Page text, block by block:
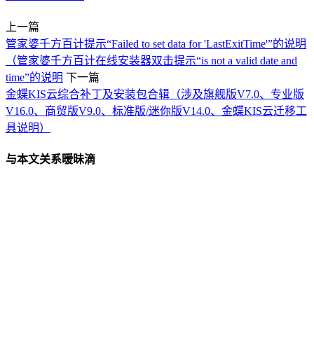
上一篇
管家婆千方百计提示“Failed to set data for 'LastExitTime'”的说明
（管家婆千方百计在线安装器双击提示“is not a valid date and
time”的说明 下一篇
金蝶KIS云综合补丁及安装包合辑（涉及旗舰版V7.0、专业版
V16.0、商贸版V9.0、标准版/迷你版V14.0、金蝶KIS云迁移工
具说明）
与本文关系暧昧滴